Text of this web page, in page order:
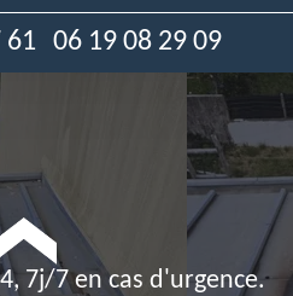
61 06 19 08 29 09
7j/7 en cas d'urgence.